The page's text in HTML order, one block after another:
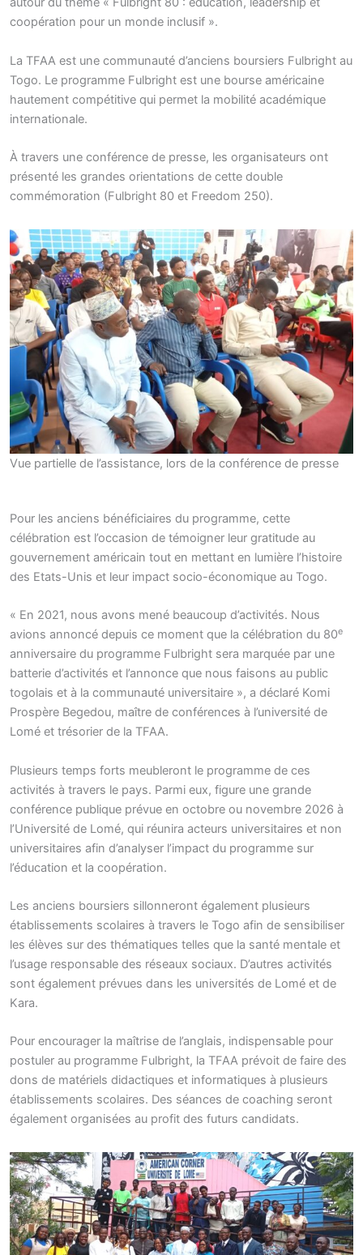
coopération pour un monde inclusif ».
La TFAA est une communauté d’anciens boursiers Fulbright au
Togo. Le programme Fulbright est une bourse américaine
hautement compétitive qui permet la mobilité académique
internationale.
À travers une conférence de presse, les organisateurs ont
présenté les grandes orientations de cette double
commémoration (Fulbright 80 et Freedom 250).
Vue partielle de l’assistance, lors de la conférence de presse
Pour les anciens bénéficiaires du programme, cette
célébration est l’occasion de témoigner leur gratitude au
gouvernement américain tout en mettant en lumière l’histoire
des Etats-Unis et leur impact socio-économique au Togo.
« En 2021, nous avons mené beaucoup d’activités. Nous
avions annoncé depuis ce moment que la célébration du 80e
anniversaire du programme Fulbright sera marquée par une
batterie d’activités et l’annonce que nous faisons au public
togolais et à la communauté universitaire », a déclaré Komi
Prospère Begedou, maître de conférences à l’université de
Lomé et trésorier de la TFAA.
Plusieurs temps forts meubleront le programme de ces
activités à travers le pays. Parmi eux, figure une grande
conférence publique prévue en octobre ou novembre 2026 à
l’Université de Lomé, qui réunira acteurs universitaires et non
universitaires afin d’analyser l’impact du programme sur
l’éducation et la coopération.
Les anciens boursiers sillonneront également plusieurs
établissements scolaires à travers le Togo afin de sensibiliser
les élèves sur des thématiques telles que la santé mentale et
l’usage responsable des réseaux sociaux. D’autres activités
sont également prévues dans les universités de Lomé et de
Kara.
Pour encourager la maîtrise de l’anglais, indispensable pour
postuler au programme Fulbright, la TFAA prévoit de faire des
dons de matériels didactiques et informatiques à plusieurs
établissements scolaires. Des séances de coaching seront
également organisées au profit des futurs candidats.